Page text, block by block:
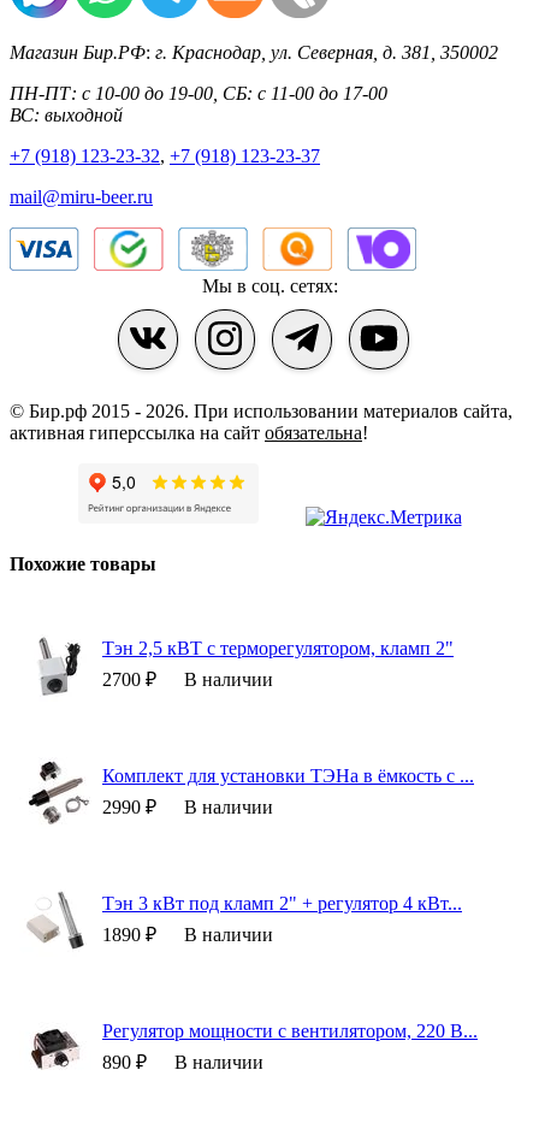
Магазин Бир.РФ: г. Краснодар ул. Северная, д. 381 350002
ПН-ПТ: с 10-00 до 19-00, СБ: с 11-00 до 17-00
ВС: выходной
+7 (918) 123-23-32, +7 (918) 123-23-37
mail@miru-beer.ru
Мы в соц. сетях:
© Бир.рф 2015 - 2026. При использовании материалов сайта,
активная гиперссылка на сайт обязательна!
Похожие товары
Тэн 2,5 кВТ с терморегулятором, кламп 2"
2700 ₽
В наличии
Комплект для установки ТЭНа в ёмкость с ...
2990 ₽
В наличии
Тэн 3 кВт под кламп 2" + регулятор 4 кВт...
1890 ₽
В наличии
Регулятор мощности с вентилятором, 220 В...
890 ₽
В наличии